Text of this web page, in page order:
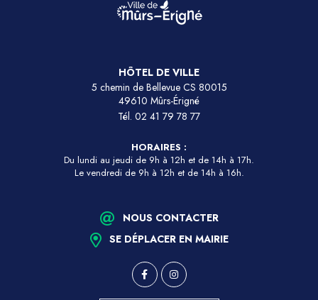
HÔTEL DE VILLE
5 chemin de Bellevue CS 80015
49610 Mûrs-Érigné
Tél. 02 41 79 78 77
HORAIRES :
Du lundi au jeudi de 9h à 12h et de 14h à 17h.
Le vendredi de 9h à 12h et de 14h à 16h.
NOUS CONTACTER
SE DÉPLACER EN MAIRIE